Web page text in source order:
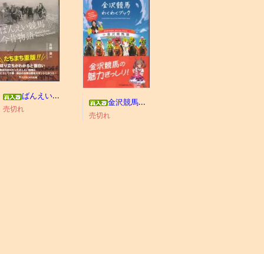
ばんえい競馬今昔物語
売切れ
金沢競馬わくわくブック
売切れ